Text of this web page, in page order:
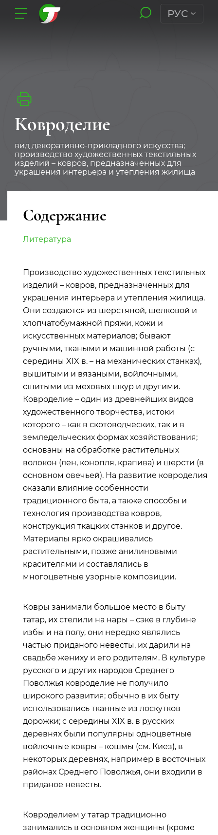
РУС
Ковроделие
вид декоративно-прикладного искусства;
производство художественных текстильных
изделий – ковров, предназначенных для
украшения интерьера и утепления жилища
Содержание
Литература
Производство художественных текстильных
изделий – ковров, предназначенных для
украшения интерьера и утепления жилища.
Они создаются из шерстяной, шелковой и
хлопчатобумажной пряжи, кожи и
искусственных материалов; бывают
ручными, ткаными и машинной работы (с
середины XIX в. – на механических станках),
вышитыми и вязаными, войлочными,
сшитыми из меховых шкур и другими.
Ковроделие – один из древнейших видов
художественного творчества, истоки
которого – как в скотоводческих, так и в
земледельческих формах хозяйствования;
основаны на обработке растительных
волокон (лен, конопля, крапива) и шерсти (в
основном овечьей). На развитие ковроделия
оказали влияние особенности
традиционного быта, а также способы и
технология производства ковров,
конструкция ткацких станков и другое.
Материалы ярко окрашивались
растительными, позже анилиновыми
красителями и составлялись в
многоцветные узорные композиции.
Ковры занимали большое место в быту
татар, их стелили на нары – сэке в глубине
избы и на полу, они нередко являлись
частью приданого невесты, их дарили на
свадьбе жениху и его родителям. В культуре
русского и других народов Среднего
Поволжья ковроделие не получило
широкого развития; обычно в их быту
использовались тканные из лоскутков
дорожки; с середины XIX в. в русских
деревнях были популярны одноцветные
войлочные ковры – кошмы (см. Киез), в
некоторых деревнях, например в восточных
районах Среднего Поволжья, они входили в
приданое невесты.
Ковроделием у татар традиционно
занимались в основном женщины (кроме